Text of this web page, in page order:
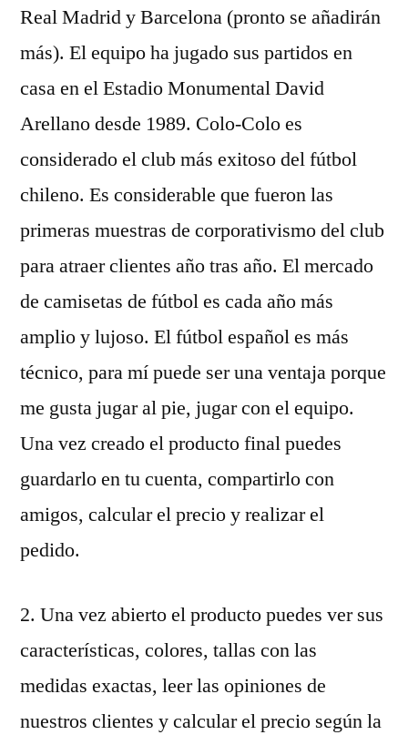
Real Madrid y Barcelona (pronto se añadirán
más). El equipo ha jugado sus partidos en
casa en el Estadio Monumental David
Arellano desde 1989. Colo-Colo es
considerado el club más exitoso del fútbol
chileno. Es considerable que fueron las
primeras muestras de corporativismo del club
para atraer clientes año tras año. El mercado
de camisetas de fútbol es cada año más
amplio y lujoso. El fútbol español es más
técnico, para mí puede ser una ventaja porque
me gusta jugar al pie, jugar con el equipo.
Una vez creado el producto final puedes
guardarlo en tu cuenta, compartirlo con
amigos, calcular el precio y realizar el
pedido.
2. Una vez abierto el producto puedes ver sus
características, colores, tallas con las
medidas exactas, leer las opiniones de
nuestros clientes y calcular el precio según la